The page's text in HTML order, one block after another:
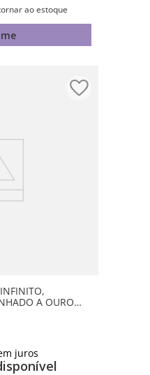
ao estoque
A OURO
juros